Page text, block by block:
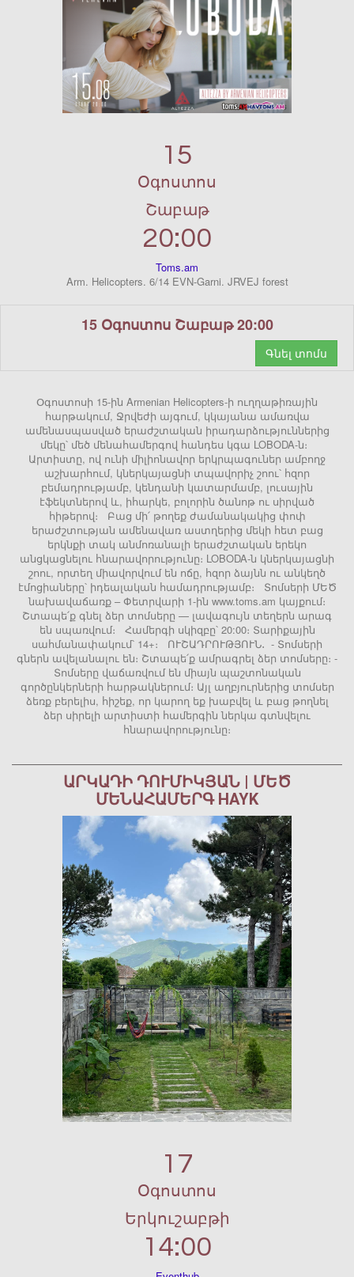
15
Օգոստոս
Շաբաթ
20:00
Toms.am
Arm. Helicopters. 6/14 EVN-Garni. JRVEJ forest
15 Օգոստոս Շաբաթ 20:00
Գնել տոմս
Օգոստոսի 15-ին Armenian Helicopters-ի ուղղաթիռային
հարթակում, Ջրվեժի այգում, կկայանա ամառվա
ամենասպասված երաժշտական իրադարձություններից
մեկը՝ մեծ մենահամերգով հանդես կգա LOBODA-ն։
Արտիստը, ով ունի միլիոնավոր երկրպագուներ ամբողջ
աշխարհում, կներկայացնի տպավորիչ շոու՝ հզոր
բեմադրությամբ, կենդանի կատարմամբ, լուսային
էֆեկտներով և, իհարկե, բոլորին ծանոթ ու սիրված
հիթերով։ Բաց մի՛ թողեք ժամանակակից փոփ
երաժշտության ամենավառ աստղերից մեկի հետ բաց
երկնքի տակ անմոռանալի երաժշտական երեկո
անցկացնելու հնարավորությունը։ LOBODA-ն կներկայացնի
շոու, որտեղ միավորվում են ոճը, հզոր ձայնն ու անկեղծ
էմոցիաները՝ իդեալական համադրությամբ։ Տոմսերի ՄԵԾ
նախավաճառք – Փետրվարի 1-ին www.toms.am կայքում։
Շտապե՛ք գնել ձեր տոմսերը — լավագույն տեղերն արագ
են սպառվում։ Համերգի սկիզբը՝ 20:00։ Տարիքային
սահմանափակում՝ 14+։ ՈՒՇԱԴՐՈՒԹՅՈՒՆ․ - Տոմսերի
գներն ավելանալու են։ Շտապե՛ք ամրագրել ձեր տոմսերը։ -
Տոմսերը վաճառվում են միայն պաշտոնական
գործընկերների հարթակներում։ Այլ աղբյուրներից տոմսեր
ձեռք բերելիս, հիշեք, որ կարող եք խաբվել և բաց թողնել
ձեր սիրելի արտիստի համերգին ներկա գտնվելու
հնարավորությունը։
ԱՐԿԱԴԻ ԴՈՒՄԻԿՅԱՆ | ՄԵԾ
ՄԵՆԱՀԱՄԵՐԳ HAYK
17
Օգոստոս
Երկուշաբթի
14:00